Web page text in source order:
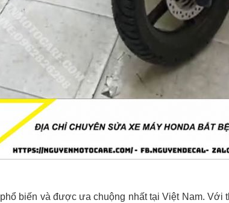
biến và được ưa chuộng nhất tại Việt Nam. Với